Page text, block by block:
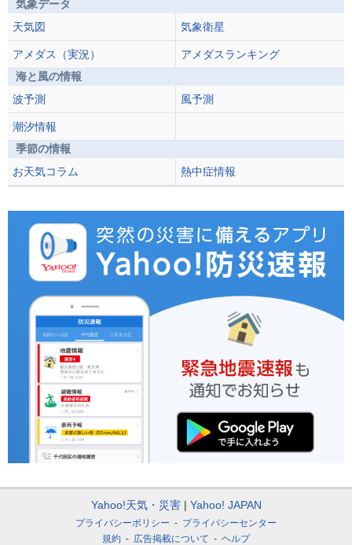
気象データ
天気図
気象衛星
アメダス（実況）
アメダスランキング
海と風の情報
波予測
風予測
潮汐情報
季節の情報
お天気コラム
熱中症情報
Yahoo!天気・災害 Yahoo! JAPAN
プライバシーポリシー
プライバシーセンター
規約
広告掲載について ヘルプ